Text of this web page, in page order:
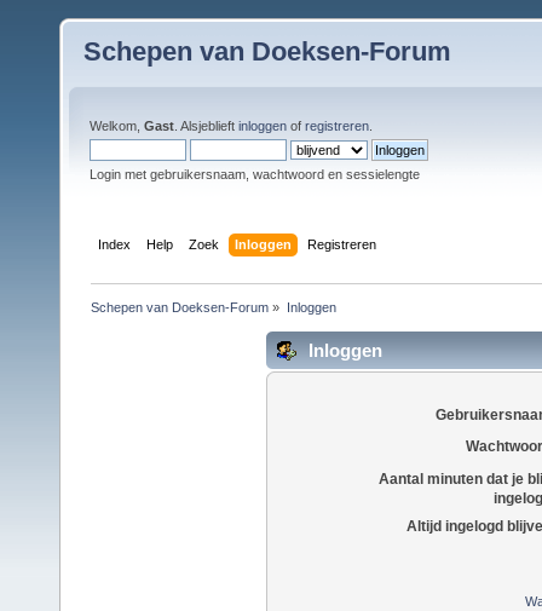
Schepen van Doeksen-Forum
Welkom, Gast . Alsjeblieft inloggen of registreren
Login met gebruikersnaam, wachtwoord en sessielengte
Index Help Zoek Inloggen Registreren
Schepen van Doeksen-Forum » Inloggen
Inloggen
Aantal minuten dat je
Altijd ingelogd